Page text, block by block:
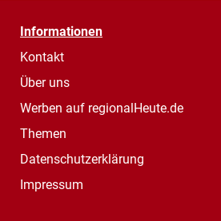
Informationen
Kontakt
Über uns
Werben auf regionalHeute.de
Themen
Datenschutzerklärung
Impressum